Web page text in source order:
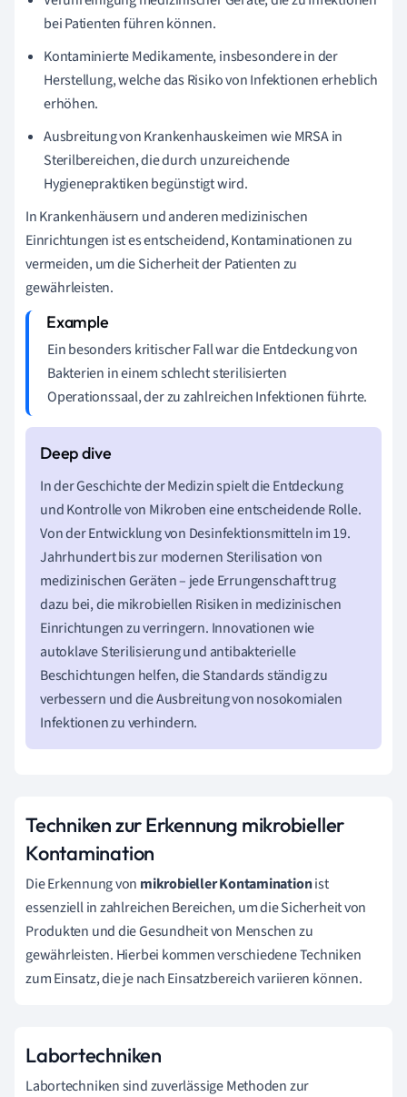
bei Patienten führen können.
Kontaminierte Medikamente, insbesondere in der
Herstellung, welche das Risiko von Infektionen erheblich
erhöhen.
Ausbreitung von Krankenhauskeimen wie MRSA in
Sterilbereichen, die durch unzureichende
Hygienepraktiken begünstigt wird.
In Krankenhäusern und anderen medizinischen
Einrichtungen ist es entscheidend, Kontaminationen zu
vermeiden, um die Sicherheit der Patienten zu
gewährleisten.
Ein besonders kritischer Fall war die Entdeckung von
Bakterien in einem schlecht sterilisierten
Operationssaal, der zu zahlreichen Infektionen führte.
In der Geschichte der Medizin spielt die Entdeckung
und Kontrolle von Mikroben eine entscheidende Rolle.
Von der Entwicklung von Desinfektionsmitteln im 19.
Jahrhundert bis zur modernen Sterilisation von
medizinischen Geräten – jede Errungenschaft trug
dazu bei, die mikrobiellen Risiken in medizinischen
Einrichtungen zu verringern. Innovationen wie
autoklave Sterilisierung und antibakterielle
Beschichtungen helfen, die Standards ständig zu
verbessern und die Ausbreitung von nosokomialen
Infektionen zu verhindern.
Techniken zur Erkennung mikrobieller
Kontamination
Die Erkennung von mikrobieller Kontaminationist
essenziell in zahlreichen Bereichen, um die Sicherheit von
Produkten und die Gesundheit von Menschen zu
gewährleisten. Hierbei kommen verschiedene Techniken
zum Einsatz, die je nach Einsatzbereich variieren können.
Labortechniken
Labortechniken sind zuverlässige Methoden zur